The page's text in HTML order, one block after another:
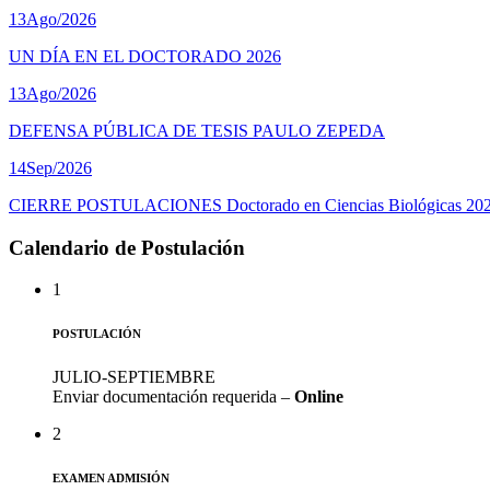
13Ago/2026
UN DÍA EN EL DOCTORADO 2026
13Ago/2026
DEFENSA PÚBLICA DE TESIS PAULO ZEPEDA
14Sep/2026
CIERRE POSTULACIONES Doctorado en Ciencias Biológicas
Calendario de Postulación
1
POSTULACIÓN
JULIO-SEPTIEMBRE
Enviar documentación requerida – Online
2
EXAMEN ADMISIÓN